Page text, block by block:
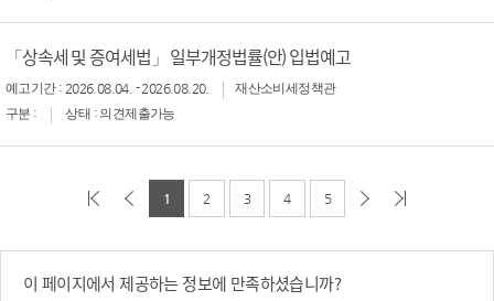
「상속세 및 증여세법」 일부개정법률(안) 입법예고
예고기간 : 2026.08.04. - 2026.08.20.
재산소비세정책관
구분 :
상태 : 의견제출가능
1 2 3 4 5
이 페이지에서 제공하는 정보에 만족하셨습니까?